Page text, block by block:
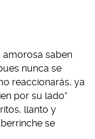
saben
nunca se
reaccionarás, ya
por su lado”
llanto y
se